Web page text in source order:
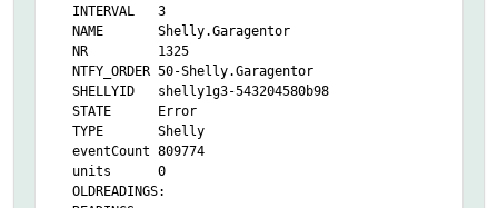
INTERVAL 3
NAME Shelly.Garagentor
NR 1325
NTFY_ORDER 50-Shelly.Garagentor
SHELLYID shelly1g3-543204580b98
STATE Error
TYPE Shelly
eventCount 809774
units 0
OLDREADINGS: